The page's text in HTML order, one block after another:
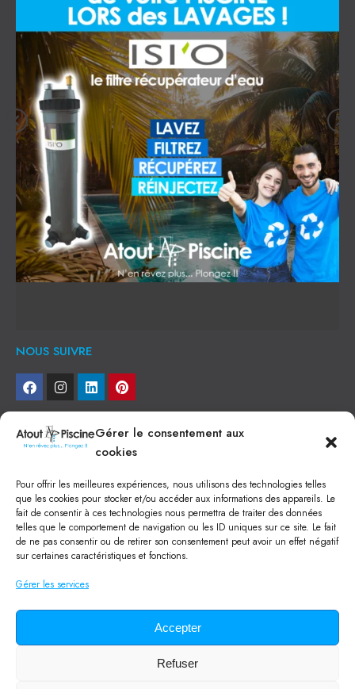
Gérer le consentement aux
cookies
Pour offrir les meilleures expériences, nous utilisons des technologies telles
que les cookies pour stocker et/ou accéder aux informations des appareils. Le
fait de consentir à ces technologies nous permettra de traiter des données
telles que le comportement de navigation ou les ID uniques sur ce site. Le fait
de ne pas consentir ou de retirer son consentement peut avoir un effet négatif
sur certaines caractéristiques et fonctions.
Gérer les services
Accepter
Refuser
NOUS SUIVRE
NEWSLETTER
Je veux recevoir toute l'actu
NOS SERVICES
Construction de piscine béton à Narbonne
Piscine coque à Narbonne
Acheter SPA à Narbonne
Pisciniste Narbonne
Mini piscine
Location machine avec chauffeur
Atout Piscine